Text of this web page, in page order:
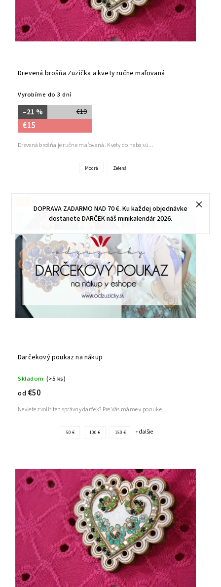
DOPRAVA ZADARMO NAD 70 €. Ku každej objednávke
dostanete DARČEK náš minikalendár 2026.
Drevená brošňa Zuzička a kvety ručne maľovaná
Vyrobíme do 3 dní
€19
–21 %
€15
Drevená brošňa je ručne maľovaná. Kvety do neba sú...
Modrá Zelená
Darčekový poukaz na nákup
Skladom (>5 ks)
od €50
Neviete zvoliť ten správny darček? Pre Vás máme v ponuke...
50 € 100 € 150 € + ďalšie